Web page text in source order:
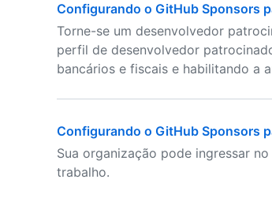
Configurando o GitHub Sponsors
Torne-se um desenvolvedor
perfil de desenvolvedor
bancários e fiscais e habilitando a
Configurando o GitHub Sponsors
Sua organização pode ingressar
trabalho.